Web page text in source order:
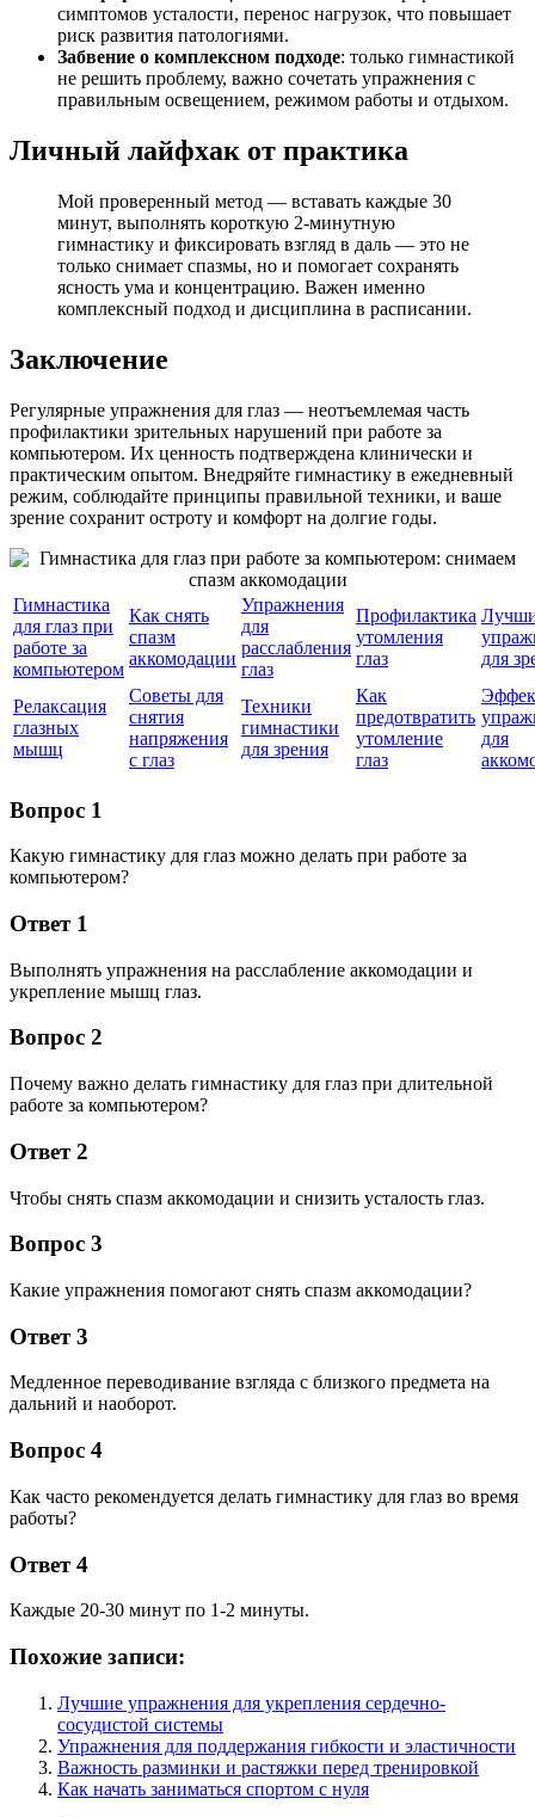
симптомов усталости, перенос нагрузок, что повышает
риск развития патологиями.
Забвение о комплексном подходе: только гимнастикой
не решить проблему, важно сочетать упражнения с
правильным освещением, режимом работы и отдыхом.
Личный лайфхак от практика
Мой проверенный метод — вставать каждые 30
минут, выполнять короткую 2-минутную
гимнастику и фиксировать взгляд в даль — это не
только снимает спазмы, но и помогает сохранять
ясность ума и концентрацию. Важен именно
комплексный подход и дисциплина в расписании.
Заключение
Регулярные упражнения для глаз — неотъемлемая часть
профилактики зрительных нарушений при работе за
компьютером. Их ценность подтверждена клинически и
практическим опытом. Внедряйте гимнастику в ежедневный
режим, соблюдайте принципы правильной техники, и ваше
зрение сохранит остроту и комфорт на долгие годы.
Гимнастика
для глаз при
работе за
компьютером
Как снять
спазм
аккомодации
Упражнения
для
расслабления
глаз
Профилактика
утомления
глаз
для
Релаксация
глазных
мышц
Советы для
снятия
напряжения
с глаз
Техники
гимнастики
для зрения
Как
предотвратить
утомление
глаз
для
Вопрос 1
Какую гимнастику для глаз можно делать при работе за
компьютером?
Ответ 1
Выполнять упражнения на расслабление аккомодации и
укрепление мышц глаз.
Вопрос 2
Почему важно делать гимнастику для глаз при длительной
работе за компьютером?
Ответ 2
Чтобы снять спазм аккомодации и снизить усталость глаз.
Вопрос 3
Какие упражнения помогают снять спазм аккомодации?
Ответ 3
Медленное переводивание взгляда с близкого предмета на
дальний и наоборот.
Вопрос 4
Как часто рекомендуется делать гимнастику для глаз во время
работы?
Ответ 4
Каждые 20-30 минут по 1-2 минуты.
Похожие записи:
Лучшие упражнения для укрепления сердечно-
сосудистой системы
Упражнения для поддержания гибкости и эластичности
Важность разминки и растяжки перед тренировкой
Как начать заниматься спортом с нуля